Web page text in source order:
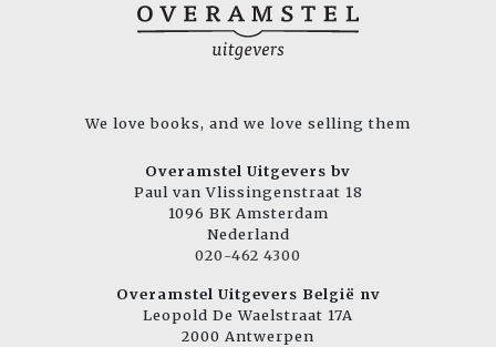
We love books, and we love selling them
Overamstel Uitgevers bv
Paul van Vlissingenstraat 18
1096 BK Amsterdam
Nederland
020-462 4300
Overamstel Uitgevers België nv
Leopold De Waelstraat 17A
2000 Antwerpen